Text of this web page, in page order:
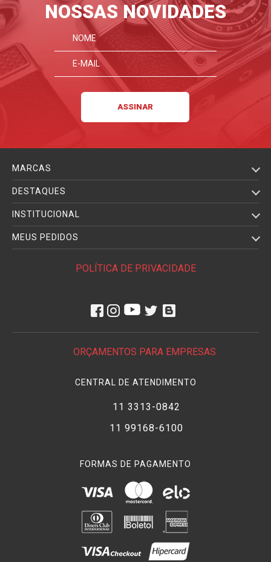
NOSSAS NOVIDADES
MARCAS
DESTAQUES
INSTITUCIONAL
MEUS PEDIDOS
POLÍTICA DE PRIVACIDADE
ORÇAMENTOS PARA EMPRESAS
CENTRAL DE ATENDIMENTO
11 3313-0842
11 99168-6100
FORMAS DE PAGAMENTO